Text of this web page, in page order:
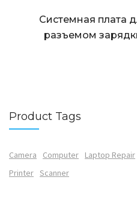
Системная плата
разъемом
Product Tags
Camera Computer Laptop Repair
Printer Scanner